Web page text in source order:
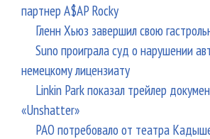
партнер A$AP Rocky
Гленн Хьюз завершил свою
Suno проиграла суд о нарушении
немецкому лицензиату
Linkin Park показал трейлер
«Unshatter»
РАО потребовало от театра